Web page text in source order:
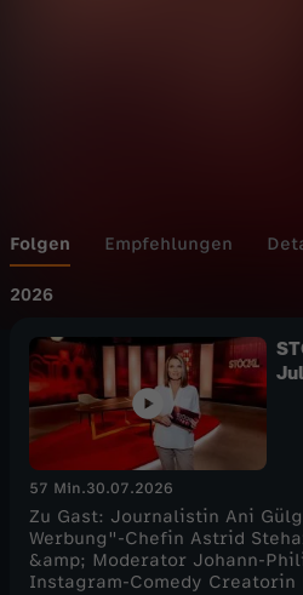
Folgen Empfehlungen
2026
57 Min.30.07.2026
Zu Gast: Journalistin Ani
Werbung"-Chefin Astrid
&amp; Moderator Johann-
Instagram-Comedy Creatorin